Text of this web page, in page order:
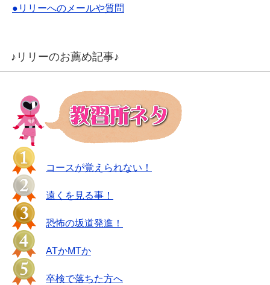
●リリーへのメールや質問
♪リリーのお薦め記事♪
コースが覚えられない！
遠くを見る事！
恐怖の坂道発進！
ATかMTか
卒検で落ちた方へ